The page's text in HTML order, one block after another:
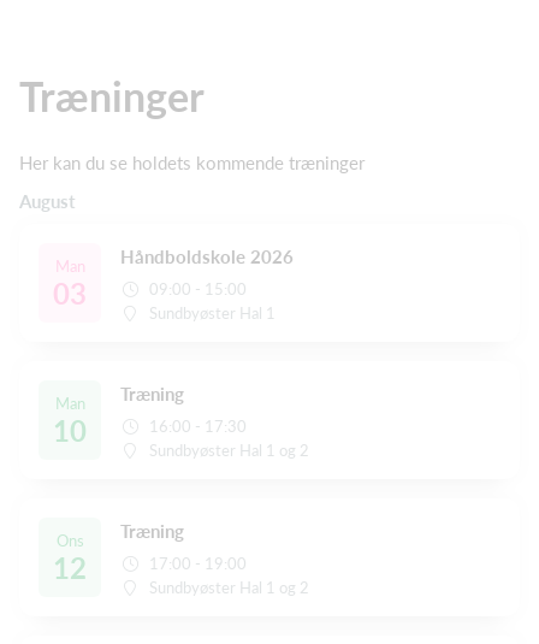
Træninger
Her kan du se holdets kommende træninger
August
Man
03
Håndboldskole 2026
09:00 - 15:00
Sundbyøster Hal 1
Man
10
Træning
16:00 - 17:30
Sundbyøster Hal 1 og 2
Ons
12
Træning
17:00 - 19:00
Sundbyøster Hal 1 og 2